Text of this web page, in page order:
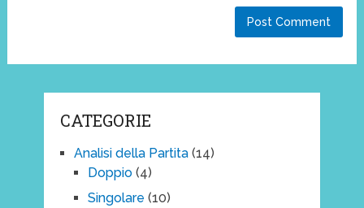
CATEGORIE
Analisi della Partita(14)
Doppio(4)
Singolare (10)